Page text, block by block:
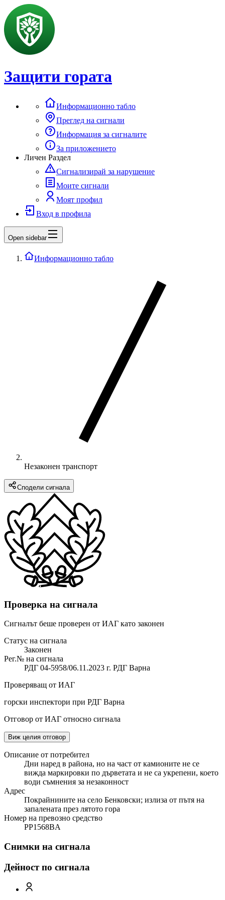
Защити гората
Информационно табло
Преглед на сигнали
Информация за сигналите
За приложението
Личен Раздел
Сигнализирай за нарушение
Моите сигнали
Моят профил
Вход в профила
Open sidebar
Информационно табло
Незаконен транспорт
Сподели сигнала
Проверка на сигнала
Сигналът беше проверен от ИАГ като законен
Статус на сигнала
Законен
Рег.№ на сигнала
РДГ 04-5958/06.11.2023 г. РДГ Варна
Проверяващ от ИАГ
горски инспектори при РДГ Варна
Отговор от ИАГ относно сигнала
Виж целия отговор
Описание от потребител
Дни наред в района, но на част от камионите не се
вижда маркировки по дърветата и не са укрепени, което
води съмнения за незаконност
Адрес
Покрайнините на село Бенковски; излиза от пътя на
запалената през лятото гора
Номер на превозно средство
PP1568BA
Снимки на сигнала
Дейност по сигнала